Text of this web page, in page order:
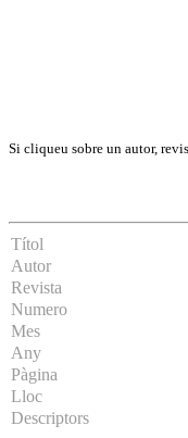
Si cliqueu sobre un autor,
Títol
Autor
Revista
Numero
Mes
Any
Pàgina
Lloc
Descriptors